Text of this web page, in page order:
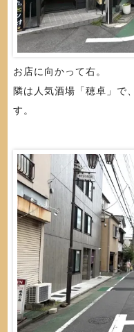
お店に向かって右。
隣は人気酒場「穂卓」で
す。